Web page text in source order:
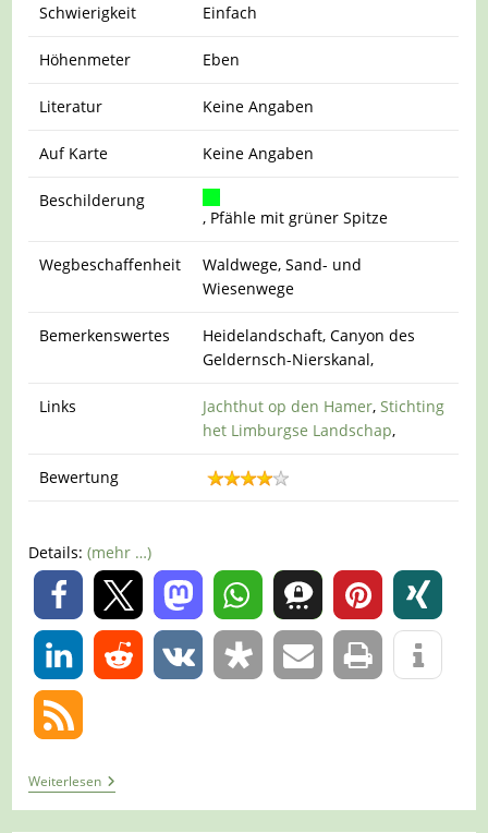
Schwierigkeit Einfach
Höhenmeter Eben
Literatur Keine Angaben
Auf Karte Keine Angaben
Beschilderung
, Pfähle mit grüner Spitze
Wegbeschaffenheit
Waldwege, Sand- und
Wiesenwege
Bemerkenswertes
Heidelandschaft, Canyon des
Geldernsch-Nierskanal,
Links Jachthut op den Hamer,Stichting
het Limburgse Landschap,
Bewertung
Details:(mehr …)
0
0
WeiterlesenTour
927
–